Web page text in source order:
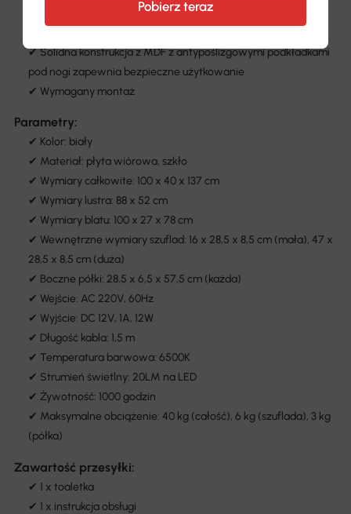
✔ Duże lustro wyraźnie pokazuje każdy szczegół Twojego
✔ Solidna konstrukcja z MDF z antypoślizgowymi podkładkami
pod nogi zapewnia bezpieczne użytkowanie
✔ Wymagany montaż
Parametry:
✔ Kolor: biały
✔ Materiał: płyta wiórowa, szkło
✔ Wymiary całkowite: 100 x 40 x 137 cm
✔ Wymiary lustra: 88 x 52 cm
✔ Wymiary blatu: 100 x 27 x 78 cm
✔ Wewnętrzne wymiary szuflad: 16 x 28,5 x 8,5 cm (mała), 47 x
28,5 x 8,5 cm (duża)
✔ Boczne półki: 28,5 x 6,5 x 57,5 cm (każda)
✔ Wejście: AC 220V, 60Hz
✔ Wyjście: DC 12V, 1A, 12W
✔ Długość kabla: 1,5 m
✔ Temperatura barwowa: 6500K
✔ Strumień świetlny: 20LM na LED
✔ Żywotność: 1000 godzin
✔ Maksymalne obciążenie: 40 kg (całość), 6 kg (szuflada), 3 kg
(półka)
Zawartość przesyłki:
✔ 1 x toaletka
✔ 1 x instrukcja obsługi
Pobierz teraz